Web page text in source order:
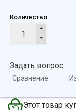
Количество:
Задать вопрос
Сравнение
Этот товар